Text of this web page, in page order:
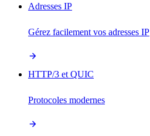
Adresses IP
Gérez facilement vos adresses IP
HTTP/3 et QUIC
Protocoles modernes